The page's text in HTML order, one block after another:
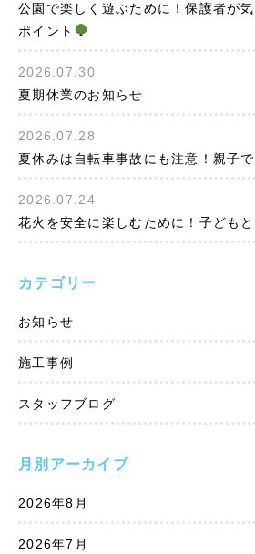
公園で楽しく遊ぶために！保護者が
ポイント
2026.07.30
夏期休業のお知らせ
2026.07.28
夏休みは自転車事故にも注意！親子
2026.07.24
花火を安全に楽しむために！子ども
カテゴリー
お知らせ
施工事例
スタッフブログ
月別アーカイブ
2026年8月
2026年7月